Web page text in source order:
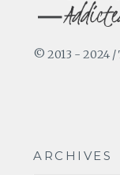
© 2013 - 2024 /
ARCHIVES